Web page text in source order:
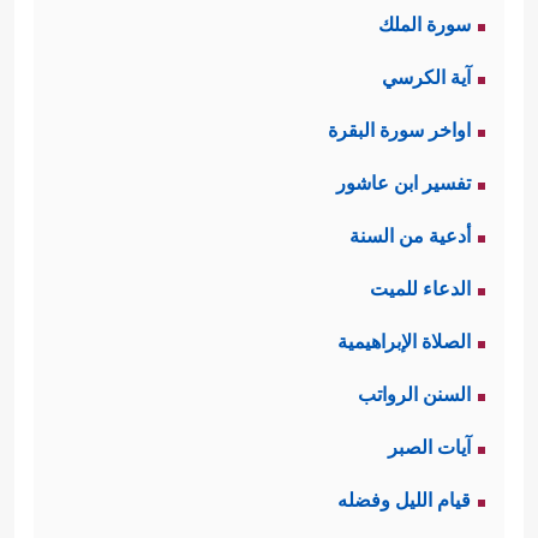
الكافرين الظالمين.
أما عاقبة أهل الإيمان والصلاح فقد
جاءت بقوله تعالى:
ٱلصَّـٰلِحَـٰتِ إِنَّا لَا نُضِیعُ أَجۡرَ مَنۡ أَحۡسَنَ عَمَلًا﴾
لكنه مؤمن
لِأَحَدِهِمَا جَنَّتَیۡنِ مِنۡ أَعۡنَـٰبࣲ وَحَفَفۡنَـٰهُمَا بِنَخۡلࣲ وَجَعَلۡنَا
بَیۡنَهُمَا زَرۡعࣰا﴾
سورة الملك
آية الكرسي
اواخر سورة البقرة
تفسير ابن عاشور
أدعية من السنة
الدعاء للميت
الصلاة الإبراهيمية
السنن الرواتب
آيات الصبر
قيام الليل وفضله